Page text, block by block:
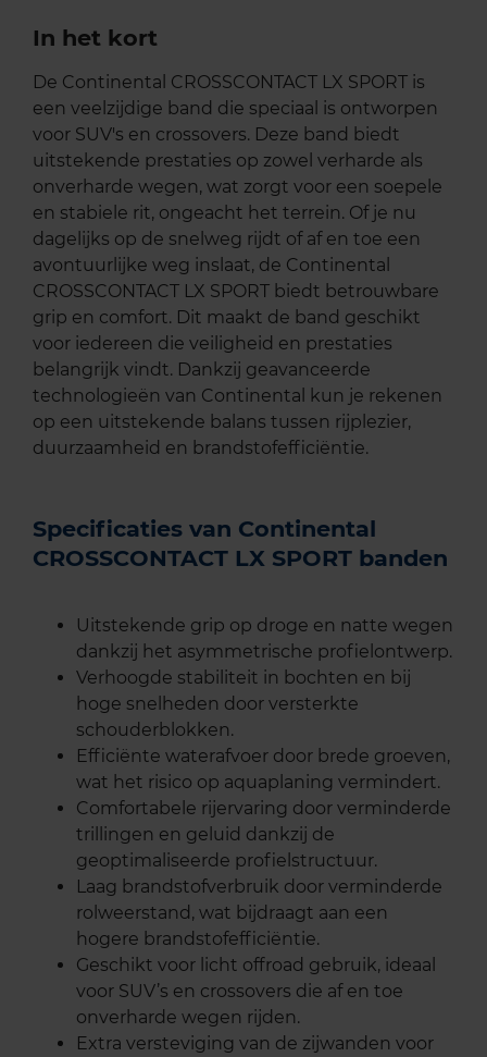
In het kort
De Continental CROSSCONTACT LX SPORT is
een veelzijdige band die speciaal is ontworpen
voor SUV's en crossovers. Deze band biedt
uitstekende prestaties op zowel verharde als
onverharde wegen, wat zorgt voor een soepele
en stabiele rit, ongeacht het terrein. Of je nu
dagelijks op de snelweg rijdt of af en toe een
avontuurlijke weg inslaat, de Continental
CROSSCONTACT LX SPORT biedt betrouwbare
grip en comfort. Dit maakt de band geschikt
voor iedereen die veiligheid en prestaties
belangrijk vindt. Dankzij geavanceerde
technologieën van Continental kun je rekenen
op een uitstekende balans tussen rijplezier,
duurzaamheid en brandstofefficiëntie.
Specificaties van Continental
CROSSCONTACT LX SPORT banden
Uitstekende grip op droge en natte wegen
dankzij het asymmetrische profielontwerp.
Verhoogde stabiliteit in bochten en bij
hoge snelheden door versterkte
schouderblokken.
Efficiënte waterafvoer door brede groeven,
wat het risico op aquaplaning vermindert.
Comfortabele rijervaring door verminderde
trillingen en geluid dankzij de
geoptimaliseerde profielstructuur.
Laag brandstofverbruik door verminderde
rolweerstand, wat bijdraagt aan een
hogere brandstofefficiëntie.
Geschikt voor licht offroad gebruik, ideaal
voor SUV’s en crossovers die af en toe
onverharde wegen rijden.
Extra versteviging van de zijwanden voor